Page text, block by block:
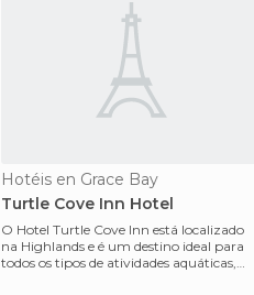
Hotéis en Grace Bay
Turtle Cove Inn Hotel
O Hotel Turtle Cove Inn está localizado
na Highlands e é um destino ideal para
todos os tipos de atividades aquáticas,